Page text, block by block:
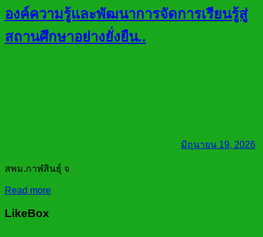
องค์ความรู้และพัฒนาการจัดการเรียนรู้สู่
สถานศึกษาอย่างยั่งยืน..
มิถุนายน 19, 2026
สพม.กาฬสินธุ์ จ
Read more
LikeBox